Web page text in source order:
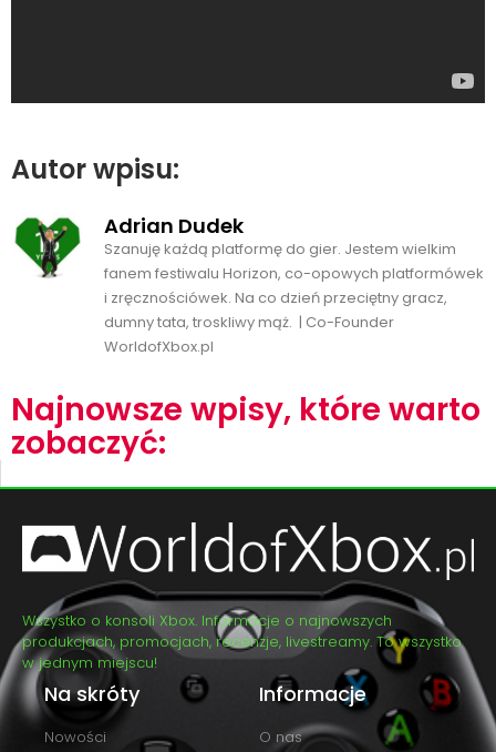
Autor wpisu:
Adrian Dudek
Szanuję każdą platformę do gier. Jestem wielkim
fanem festiwalu Horizon, co-opowych platformówek
i zręcznościówek. Na co dzień przeciętny gracz,
dumny tata, troskliwy mąż. | Co-Founder
WorldofXbox.pl
Najnowsze wpisy, które warto
zobaczyć:
Wszystko o konsoli Xbox. Informacje o najnowszych
produkcjach, promocjach, recenzje, livestreamy. To wszystko
w jednym miejscu!
Na skróty
Nowości
Informacje
O nas